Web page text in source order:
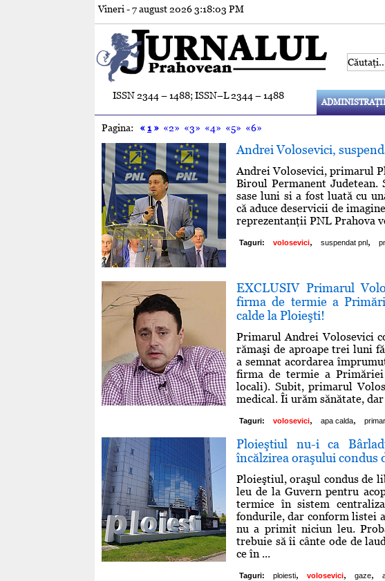
Vineri - 7 august 20263:18:04 PM
ISSN 2344 – 1488; ISSN–L 2344 – 1488
Pagina: «1 » «2» «3» «4» «5» «6»
Andrei Volosevici,
Andrei Volosevici, primarul
Biroul Permanent Judetean.
sase luni si a fost luată cu
că aduce deservicii de
reprezentanţii PNL Prahova
Taguri: volosevici, suspendat pnl,
EXCLUSIV Primarul
firma de termie a
calde la Ploieşti!
Primarul Andrei Volosevici
rămaşi de aproape trei luni
a semnat acordarea
firma de termie a
locali). Subit, primarul
medical. Îi urăm sănătate,
Taguri: volosevici, apa calda,
Ploieştiul nu-i ca
încălzirea oraşului condus
Ploieştiul, oraşul condus de
leu de la Guvern pentru
termice în sistem
fondurile, dar conform listei
nu a primit niciun leu.
trebuie să îi cânte ode de
ce în ...
Taguri: ploiesti, volosevici, gaze,